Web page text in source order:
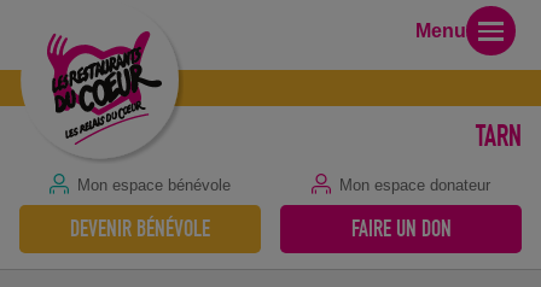
TARN
Mon espace bénévole Mon espace donateur
DEVENIR BÉNÉVOLE FAIRE UN DON
Menu